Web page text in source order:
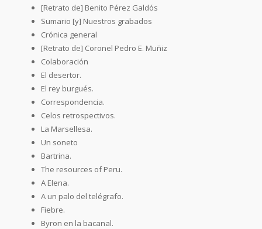
[Retrato de] Benito Pérez Galdós
Sumario [y] Nuestros grabados
Crónica general
[Retrato de] Coronel Pedro E. Muñiz
Colaboración
El desertor.
El rey burgués.
Correspondencia.
Celos retrospectivos.
La Marsellesa.
Un soneto
Bartrina.
The resources of Peru.
A Elena.
A un palo del telégrafo.
Fiebre.
Byron en la bacanal.